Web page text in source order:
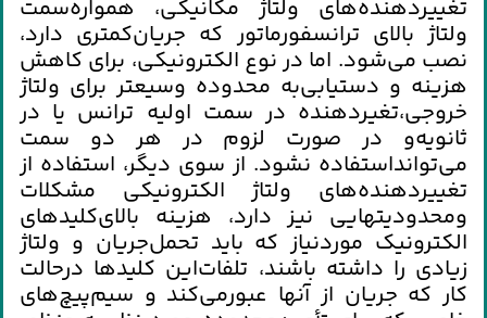
تغييردهنده‌هاي‌ ولتاژ مكانيكي‌، همواره‌سمت‌
ولتاژ بالاي‌ ترانسفورماتور كه‌ جريان‌كمتري‌ دارد،
نصب‌ مي‌شود. اما در نوع ‌الكترونيكي‌، براي‌ كاهش‌
هزينه‌ و دستيابي‌به‌ محدوده‌ وسيعتر براي‌ ولتاژ
خروجي‌،تغيردهنده‌ در سمت‌ اوليه‌ ترانس‌ يا در
ثانويه‌و در صورت‌ لزوم‌ در هر دو سمت‌
مي‌توانداستفاده‌ نشود. از سوي‌ ديگر، استفاده‌ از
تغييردهنده‌هاي‌ ولتاژ الكترونيكي‌ مشكلات‌
ومحدوديتهايي‌ نيز دارد، هزينه‌ بالاي‌كليدهاي‌
الكترونيك‌ موردنياز كه‌ بايد تحمل‌جريان‌ و ولتاژ
زيادي‌ را داشته‌ باشند، تلفات‌اين‌ كليدها درحالت‌
كار كه‌ جريان‌ از آنها عبورمي‌كند و سيم‌پيچ‌هاي‌